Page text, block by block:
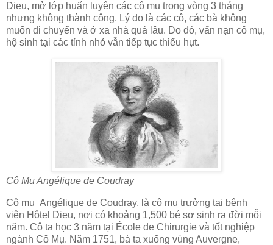
Dieu, mở lớp huấn luyện các cô mụ trong vòng 3 tháng
nhưng không thành công. Lý do là các cô, các bà không
muốn di chuyển và ở xa nhà quá lâu. Do đó, vấn nạn cô mụ,
hộ sinh tại các tỉnh nhỏ vẫn tiếp tục thiếu hụt.
Cô Mụ Angélique de Coudray
Cô mụ Angélique de Coudray, là cô mụ trưởng tại bệnh
viện Hôtel Dieu, nơi có khoảng 1,500 bé sơ sinh ra đời mỗi
năm. Cô ta học 3 năm tại École de Chirurgie và tốt nghiệp
ngành Cô Mụ. Năm 1751, bà ta xuống vùng Auvergne,